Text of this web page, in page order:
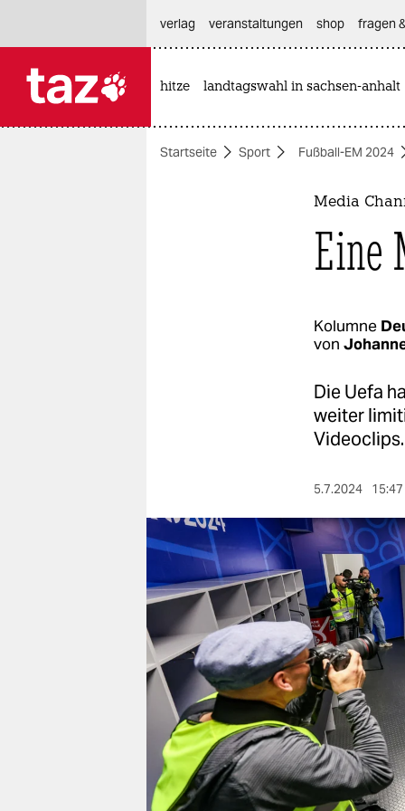
themen
verlag
veranstaltungen
shop
fragen & hilfe
unterstützen
abo
genossenschaft
verlag
veranstaltungen shop fragen
hitze landtagswahl in sachsen-anhalt
Startseite Sport Fußball-EM 2024
Media
Eine
Kolumne
von
Die Uefa
weiter
5.7.2024